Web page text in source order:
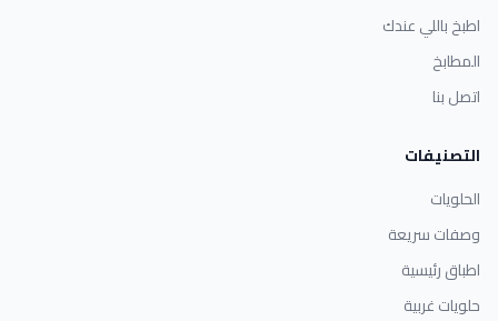
اطبخ باللي عندك
المطابخ
اتصل بنا
التصنيفات
الحلويات
وصفات سريعة
اطباق رئيسية
حلويات غربية